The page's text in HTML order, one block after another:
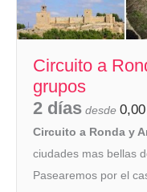
Circuito a
grupos
2 días desde 0,00
Circuito a Ronda y
ciudades mas bellas
Pasearemos por el